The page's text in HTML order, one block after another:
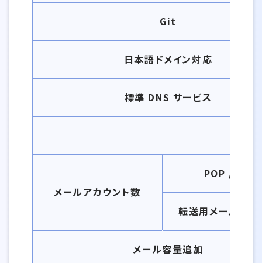
Git
日本語ドメイン対応
標準 DNS サービス
メールアカウント数
POP / IMAP
転送用メール （
メール容量追加